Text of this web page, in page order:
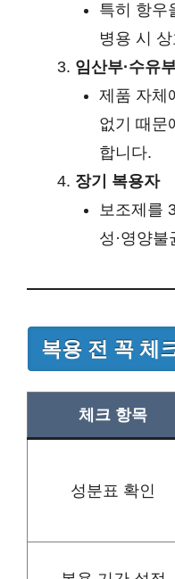
특히 항우
병용 시
임산부·수유
제품 자체
없기 때문
합니다.
장기 복용자
보조제를
성·영양
복용 전 꼭 체
체크 항목
성분표 확인